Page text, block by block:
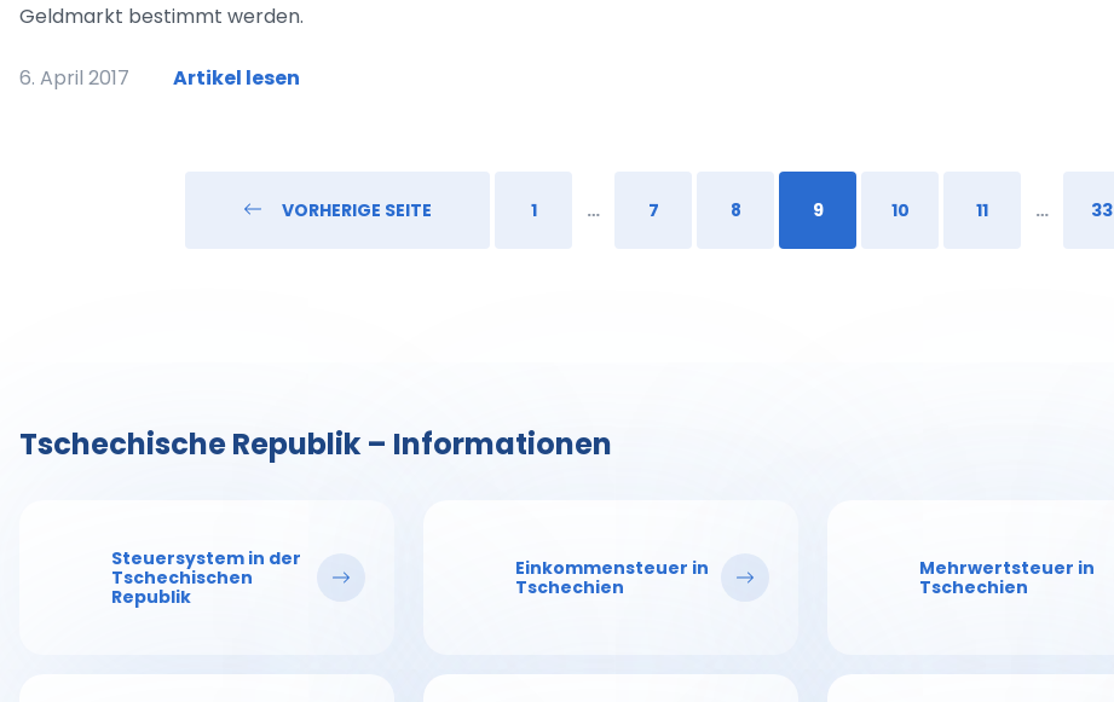
Geldmarkt bestimmt werden.
6. April 2017 Artikel lesen
VORHERIGE SEITE 1 … 7 8 9 10 11 … 33
Tschechische Republik – Informationen
Steuersystem in der
Tschechischen
Republik
Einkommensteuer in
Tschechien
Mehrwertsteuer in
Tschechien